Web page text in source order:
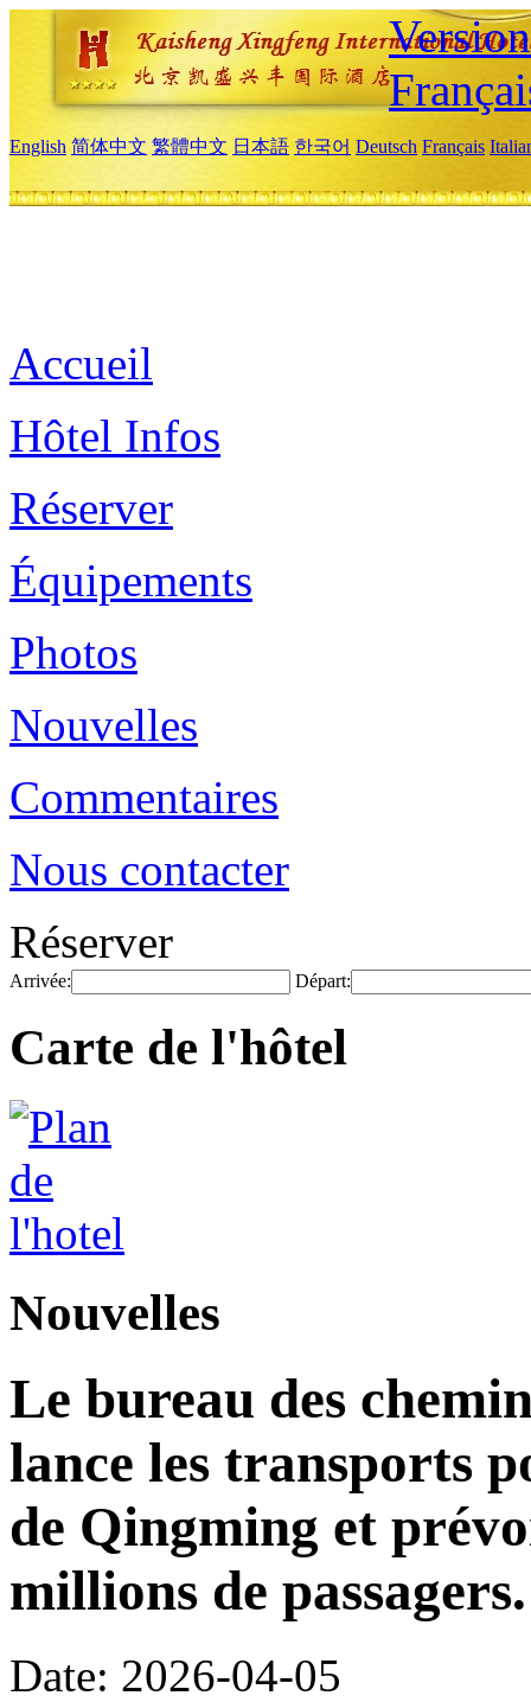
English 简体中文 繁體中文 日本語 한국어 Deutsch Français
Accueil
Hôtel Infos
Réserver
Équipements
Photos
Nouvelles
Commentaires
Nous contacter
Réserver
Arrivée: Départ:
Carte de l'hôtel
Nouvelles
Le bureau des
lance les transports
de Qingming et
millions de passagers.
Date: 2026-04-05